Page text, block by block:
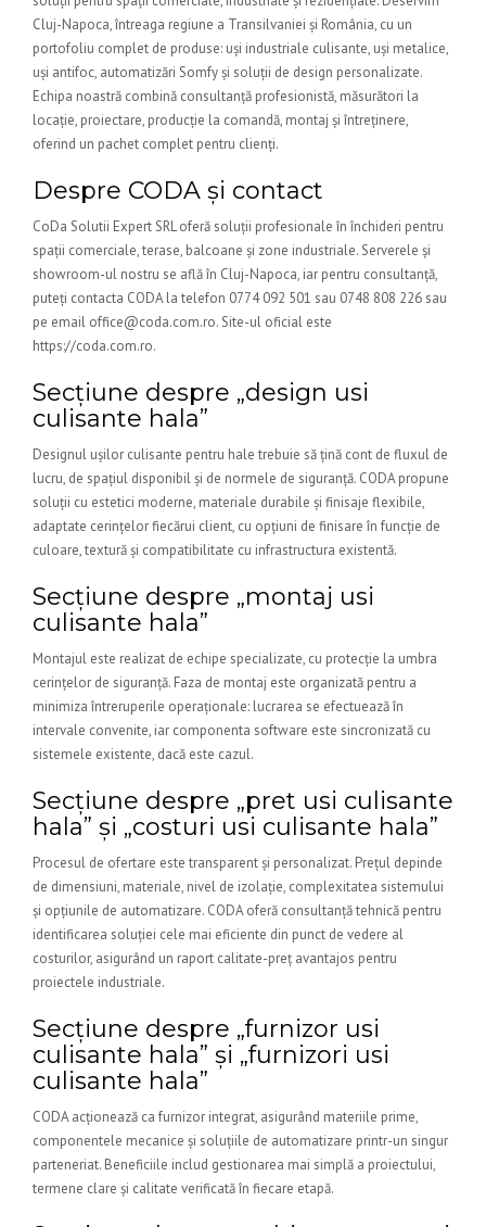
Cluj-Napoca, întreaga regiune a Transilvaniei și România, cu un
portofoliu complet de produse: uși industriale culisante, uși metalice,
uși antifoc, automatizări Somfy și soluții de design personalizate.
Echipa noastră combină consultanță profesionistă, măsurători la
locație, proiectare, producție la comandă, montaj și întreținere,
oferind un pachet complet pentru clienți.
Despre CODA și contact
CoDa Solutii Expert SRL oferă soluții profesionale în închideri pentru
spații comerciale, terase, balcoane și zone industriale. Serverele și
showroom-ul nostru se află în Cluj-Napoca, iar pentru consultanță,
puteți contacta CODA la telefon 0774 092 501 sau 0748 808 226 sau
pe email office@coda.com.ro. Site-ul oficial este
https://coda.com.ro.
Secțiune despre „design usi
culisante hala”
Designul ușilor culisante pentru hale trebuie să țină cont de fluxul de
lucru, de spațiul disponibil și de normele de siguranță. CODA propune
soluții cu estetici moderne, materiale durabile și finisaje flexibile,
adaptate cerințelor fiecărui client, cu opțiuni de finisare în funcție de
culoare, textură și compatibilitate cu infrastructura existentă.
Secțiune despre „montaj usi
culisante hala”
Montajul este realizat de echipe specializate, cu protecție la umbra
cerințelor de siguranță. Faza de montaj este organizată pentru a
minimiza întreruperile operaționale: lucrarea se efectuează în
intervale convenite, iar componenta software este sincronizată cu
sistemele existente, dacă este cazul.
Secțiune despre „pret usi culisante
hala” și „costuri usi culisante hala”
Procesul de ofertare este transparent și personalizat. Prețul depinde
de dimensiuni, materiale, nivel de izolație, complexitatea sistemului
și opțiunile de automatizare. CODA oferă consultanță tehnică pentru
identificarea soluției cele mai eficiente din punct de vedere al
costurilor, asigurând un raport calitate-preț avantajos pentru
proiectele industriale.
Secțiune despre „furnizor usi
culisante hala” și „furnizori usi
culisante hala”
CODA acționează ca furnizor integrat, asigurând materiile prime,
componentele mecanice și soluțiile de automatizare printr-un singur
parteneriat. Beneficiile includ gestionarea mai simplă a proiectului,
termene clare și calitate verificată în fiecare etapă.